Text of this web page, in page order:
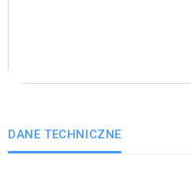
DANE TECHNICZNE